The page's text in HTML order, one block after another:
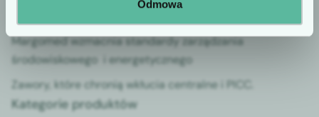
Odmowa
Margomed wzmacnia standardy zarządzania
środowiskowego i energetycznego
Zawory, które chronią wkłucia centralne i PICC.
Kategorie produktów